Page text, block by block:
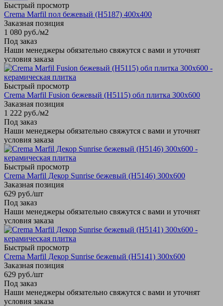
Быстрый просмотр
Crema Marfil пол бежевый (Н5187) 400х400
Заказная позиция
1 080 руб./м2
Под заказ
Наши менеджеры обязательно свяжутся с вами и уточнят
условия заказа
Быстрый просмотр
Crema Marfil Fusion бежевый (Н5115) обл плитка 300х600
Заказная позиция
1 222 руб./м2
Под заказ
Наши менеджеры обязательно свяжутся с вами и уточнят
условия заказа
Быстрый просмотр
Crema Marfil Декор Sunrise бежевый (Н5146) 300х600
Заказная позиция
629 руб./шт
Под заказ
Наши менеджеры обязательно свяжутся с вами и уточнят
условия заказа
Быстрый просмотр
Crema Marfil Декор Sunrise бежевый (Н5141) 300х600
Заказная позиция
629 руб./шт
Под заказ
Наши менеджеры обязательно свяжутся с вами и уточнят
условия заказа